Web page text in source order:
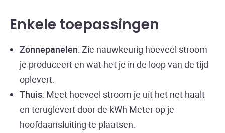
Enkele toepassingen
Zonnepanelen: Zie nauwkeurig hoeveel stroom
je produceert en wat het je in de loop van de tijd
oplevert.
Thuis: Meet hoeveel stroom je uit het net haalt
en teruglevert door de kWh Meter op je
hoofdaansluiting te plaatsen.